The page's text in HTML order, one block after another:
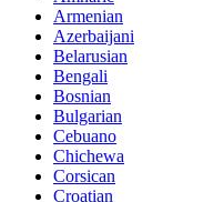
Armenian
Azerbaijani
Belarusian
Bengali
Bosnian
Bulgarian
Cebuano
Chichewa
Corsican
Croatian